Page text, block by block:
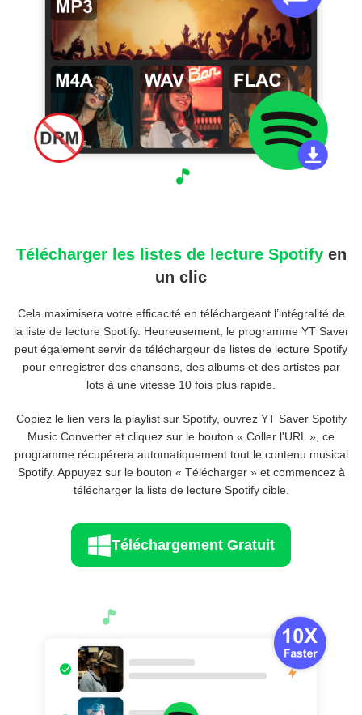
Télécharger les listes de lecture Spotify en
un clic
Cela maximisera votre efficacité en téléchargeant l’intégralité de
la liste de lecture Spotify. Heureusement, le programme YT Saver
peut également servir de téléchargeur de listes de lecture Spotify
pour enregistrer des chansons, des albums et des artistes par
lots à une vitesse 10 fois plus rapide.
Copiez le lien vers la playlist sur Spotify, ouvrez YT Saver Spotify
Music Converter et cliquez sur le bouton « Coller l'URL », ce
programme récupérera automatiquement tout le contenu musical
Spotify. Appuyez sur le bouton « Télécharger » et commencez à
télécharger la liste de lecture Spotify cible.
Téléchargement Gratuit